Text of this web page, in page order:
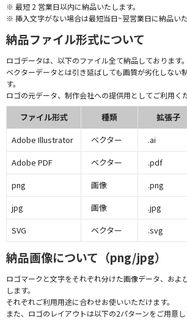
※ 最短 2 営業日以内に納品いたします。
※ 挿入文字がない場合は最短当日~翌営業日に納品いた
納品ファイル形式について
ロゴデータは、以下のファイル全て納品しております。
ベクターデータとは引き延ばしても画質が劣化しない
す。
ロゴの元データ、制作会社への提供用としてご利用く
ファイル形式 種類
拡張子
Adobe Illustrator
ベクター
.ai
Adobe PDF
ベクター
.pdf
png
画像
.png
jpg
画像
.jpg
SVG
ベクター .svg
納品画像について（png/jpg）
ロゴマークと文字をそれぞれ分けた画像データ、およ
します。
それぞれご利用用途に合わせお使いいただけます。
また、ロゴのレイアウトは以下の2パターンをご用意し